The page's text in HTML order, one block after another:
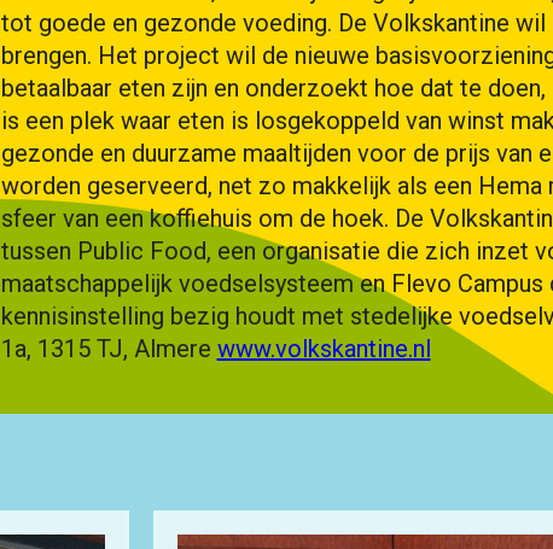
tot goede en gezonde voeding. De Volkskantine wil
brengen. Het project wil de nieuwe
betaalbaar eten zijn en onderzoekt hoe dat te
is een plek waar eten is losgekoppeld van winst
gezonde en duurzame maaltijden voor de prijs van
worden geserveerd, net zo makkelijk als een Hema
sfeer van een koffiehuis om de hoek. De
tussen Public Food, een organisatie die zich inzet
maatschappelijk voedselsysteem en Flevo Campus
kennisinstelling bezig houdt met stedelijke
1a, 1315 TJ, Almere www.volkskantine.nl